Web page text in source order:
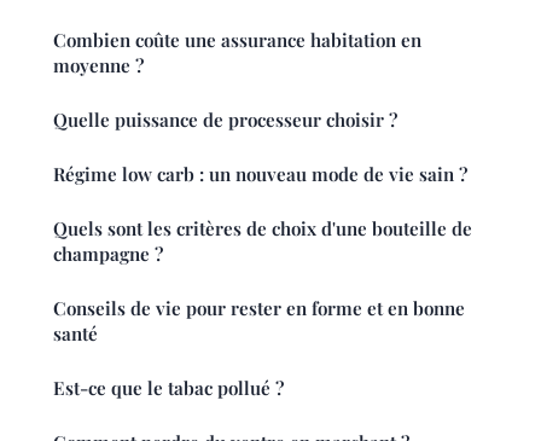
Combien coûte une assurance habitation en
moyenne ?
Quelle puissance de processeur choisir ?
Régime low carb : un nouveau mode de vie sain ?
Quels sont les critères de choix d'une bouteille de
champagne ?
Conseils de vie pour rester en forme et en bonne
santé
Est-ce que le tabac pollué ?